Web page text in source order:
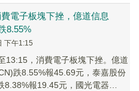
費電子板塊下挫，億道信息
8.55%
下午1:15
13:15，消費電子板塊下挫。億道
跌8.55%報45.69元，泰嘉股份
8.38%報19.45元，國光電器